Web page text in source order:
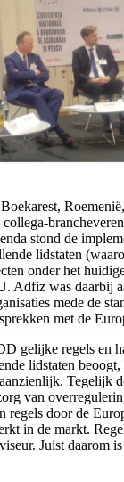
stond de
lidstaten
onder het
Adfiz was daarbij
mede de
met de
gelijke regels en
lidstaten
aanzienlijk. Tegelijk
van
regels door de
in de markt.
. Juist daarom